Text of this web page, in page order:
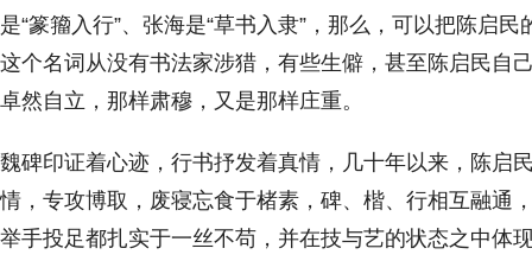
是“篆籀入行”、张海是“草书入隶”，那么，可以把陈启
这个名词从没有书法家涉猎，有些生僻，甚至陈启民自
卓然自立，那样肃穆，又是那样庄重。
魏碑印证着心迹，行书抒发着真情，几十年以来，陈启
情，专攻博取，废寝忘食于楮素，碑、楷、行相互融通
举手投足都扎实于一丝不苟，并在技与艺的状态之中体